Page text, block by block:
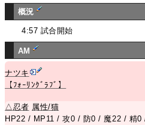
概況
4:57 試合開始
AM
ナツキ
【ﾌｫｰﾘﾝｸﾞﾗﾌﾞ】
△ 忍者 属性/猫
HP22 / MP11 / 攻0 / 防0 / 魔22 / 精